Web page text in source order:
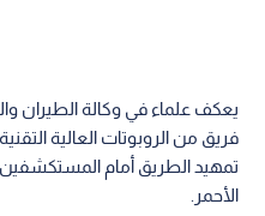
يعكف علماء في وكالة الطيران
فريق من الروبوتات العالية
تمهيد الطريق أمام
الأحمر.